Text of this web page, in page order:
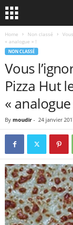
Home Non classé
« analogue » !
NON CLASSÉ
Vous
Pizza Hut
« analogue
By moudir - 24 janvier